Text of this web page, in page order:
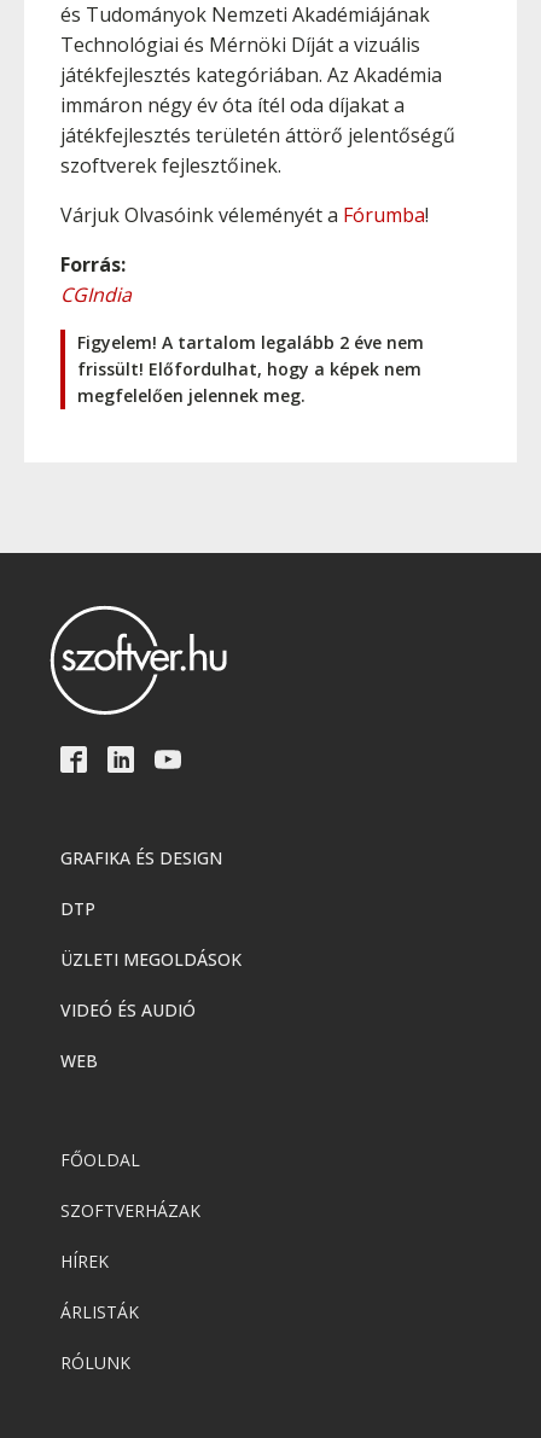
és Tudományok Nemzeti Akadémiájának
Technológiai és Mérnöki Díját a vizuális
játékfejlesztés kategóriában. Az Akadémia
immáron négy év óta ítél oda díjakat a
játékfejlesztés területén áttörő jelentőségű
szoftverek fejlesztőinek.
Várjuk Olvasóink véleményét a Fórumba!
Forrás:
CGIndia
Figyelem! A tartalom legalább 2 éve nem
frissült! Előfordulhat, hogy a képek nem
megfelelően jelennek meg.
GRAFIKA ÉS DESIGN
DTP
ÜZLETI MEGOLDÁSOK
VIDEÓ ÉS AUDIÓ
WEB
FŐOLDAL
SZOFTVERHÁZAK
HÍREK
ÁRLISTÁK
RÓLUNK